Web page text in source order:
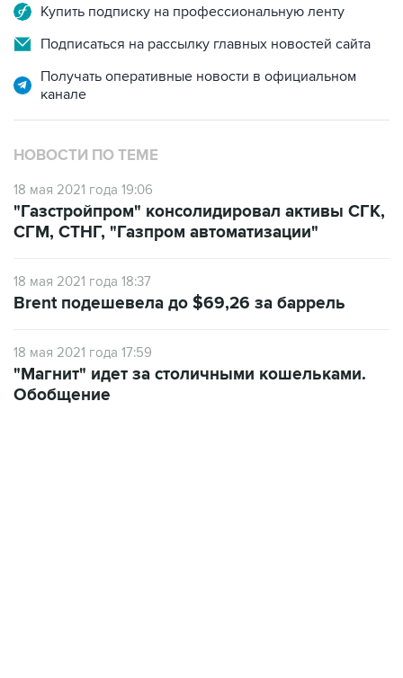
Купить подписку на профессиональную ленту
Подписаться на рассылку главных новостей сайта
Получать оперативные новости в официальном
канале
НОВОСТИ ПО ТЕМЕ
18 мая 2021 года 19:06
"Газстройпром" консолидировал активы СГК,
СГМ, СТНГ, "Газпром автоматизации"
18 мая 2021 года 18:37
Brent подешевела до $69,26 за баррель
18 мая 2021 года 17:59
"Магнит" идет за столичными кошельками.
Обобщение